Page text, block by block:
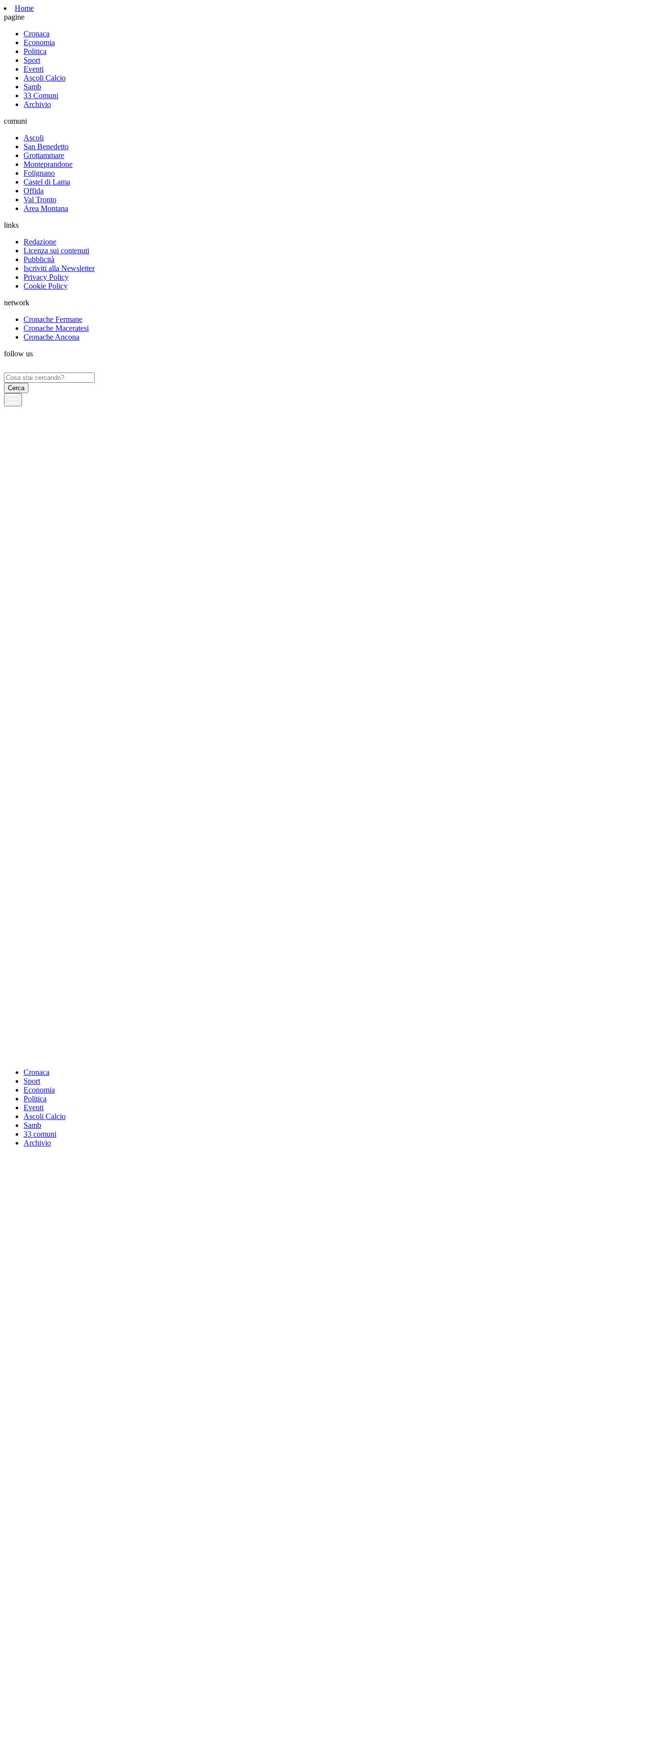
Home
pagine
Cronaca
Economia
Politica
Sport
Eventi
Ascoli Calcio
Samb
33 Comuni
Archivio
comuni
Ascoli
San Benedetto
Grottammare
Monteprandone
Folignano
Castel di Lama
Offida
Val Tronto
Area Montana
links
Redazione
Licenza sui contenuti
Pubblicità
Iscriviti alla Newsletter
Privacy Policy
Cookie Policy
network
Cronache Fermane
Cronache Maceratesi
Cronache Ancona
follow us
Ricerca
per:
Cronaca
Sport
Economia
Politica
Eventi
Ascoli Calcio
Samb
33 comuni
Archivio